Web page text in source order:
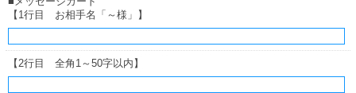
【1行目 お相手名「～様」】
【2行目 全角1～50字以内】